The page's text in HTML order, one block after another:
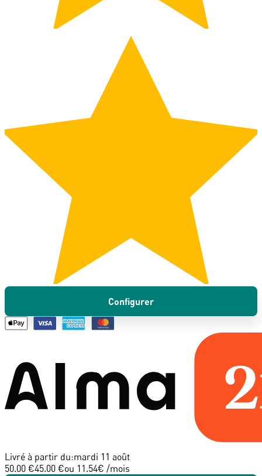
Configurer
Livré à partir du:mardi 11 août
50.00 €45.00 €ou 11.54€ /mois